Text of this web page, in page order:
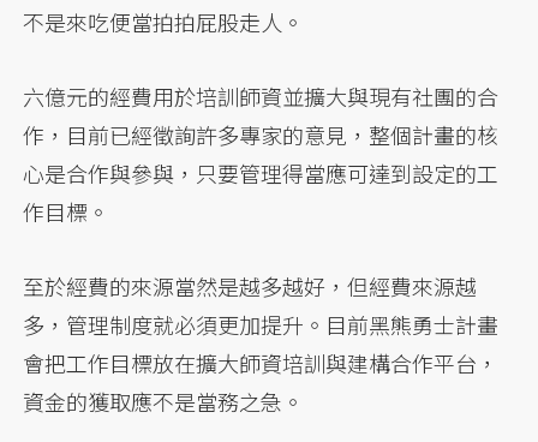
不是來吃便當拍拍屁股走人。
六億元的經費用於培訓師資並擴大與現有社團的合
作，目前已經徵詢許多專家的意見，整個計畫的核
心是合作與參與，只要管理得當應可達到設定的工
作目標。
至於經費的來源當然是越多越好，但經費來源越
多，管理制度就必須更加提升。目前黑熊勇士計畫
會把工作目標放在擴大師資培訓與建構合作平台，
資金的獲取應不是當務之急。